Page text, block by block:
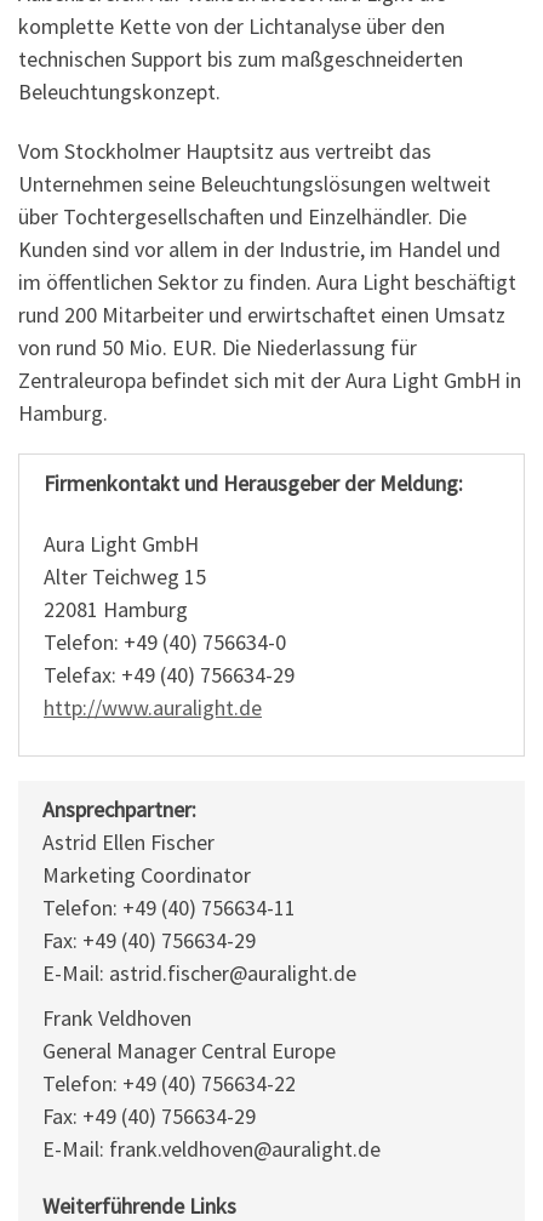
komplette Kette von der Lichtanalyse über den
technischen Support bis zum maßgeschneiderten
Beleuchtungskonzept.
Vom Stockholmer Hauptsitz aus vertreibt das
Unternehmen seine Beleuchtungslösungen weltweit
über Tochtergesellschaften und Einzelhändler. Die
Kunden sind vor allem in der Industrie, im Handel und
im öffentlichen Sektor zu finden. Aura Light beschäftigt
rund 200 Mitarbeiter und erwirtschaftet einen Umsatz
von rund 50 Mio. EUR. Die Niederlassung für
Zentraleuropa befindet sich mit der Aura Light GmbH in
Hamburg.
Firmenkontakt und Herausgeber der Meldung:
Aura Light GmbH
Alter Teichweg 15
22081 Hamburg
Telefon: +49 (40) 756634-0
Telefax: +49 (40) 756634-29
http://www.auralight.de
Ansprechpartner:
Astrid Ellen Fischer
Marketing Coordinator
Telefon: +49 (40) 756634-11
Fax: +49 (40) 756634-29
E-Mail: astrid.fischer@auralight.de
Frank Veldhoven
General Manager Central Europe
Telefon: +49 (40) 756634-22
Fax: +49 (40) 756634-29
E-Mail: frank.veldhoven@auralight.de
Weiterführende Links